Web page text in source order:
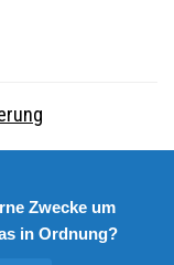
Zwecke um
in Ordnung?